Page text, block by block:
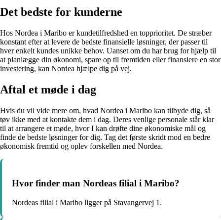
Det bedste for kunderne
Hos Nordea i Maribo er kundetilfredshed en topprioritet. De stræber
konstant efter at levere de bedste finansielle løsninger, der passer til
hver enkelt kundes unikke behov. Uanset om du har brug for hjælp til
at planlægge din økonomi, spare op til fremtiden eller finansiere en stor
investering, kan Nordea hjælpe dig på vej.
Aftal et møde i dag
Hvis du vil vide mere om, hvad Nordea i Maribo kan tilbyde dig, så
tøv ikke med at kontakte dem i dag. Deres venlige personale står klar
til at arrangere et møde, hvor I kan drøfte dine økonomiske mål og
finde de bedste løsninger for dig. Tag det første skridt mod en bedre
økonomisk fremtid og oplev forskellen med Nordea.
Hvor finder man Nordeas filial i Maribo?
Nordeas filial i Maribo ligger på Stavangervej 1.